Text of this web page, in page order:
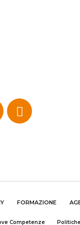
FORMAZIONE
Competenze